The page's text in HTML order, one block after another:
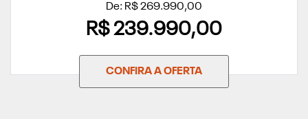
De: R$ 269.990,00
R$ 239.990,00
CONFIRA A OFERTA